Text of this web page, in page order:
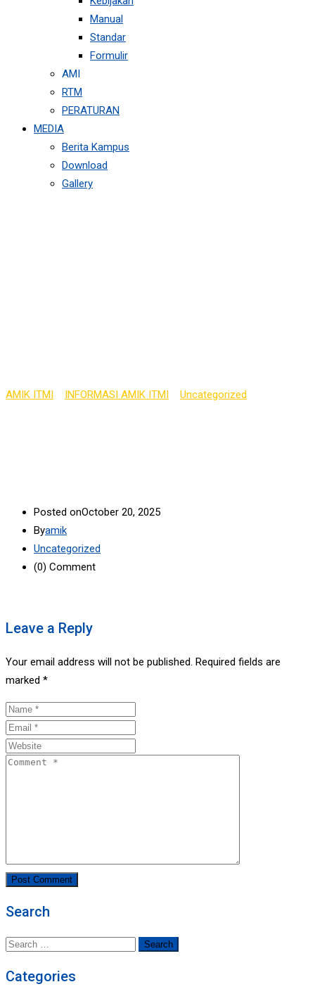
Manual
Standar
Formulir
AMI
RTM
PERATURAN
MEDIA
Berita Kampus
Download
Gallery
AMIK ITMI INFORMASI AMIK ITMI Uncategorized
Posted onOctober 20, 2025
Byamik
Uncategorized
(0) Comment
Leave a Reply
Your email address will not be published. Required fields are
marked *
Search
Search
Categories